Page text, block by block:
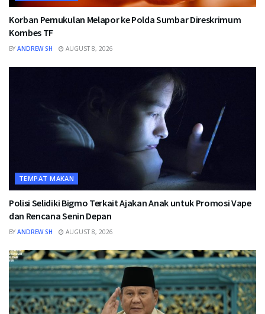
Korban Pemukulan Melapor ke Polda Sumbar Direskrimum
Kombes TF
BY ANDREW SH AUGUST 8, 2026
TEMPAT MAKAN
Polisi Selidiki Bigmo Terkait Ajakan Anak untuk Promosi Vape
dan Rencana Senin Depan
BY ANDREW SH AUGUST 8, 2026